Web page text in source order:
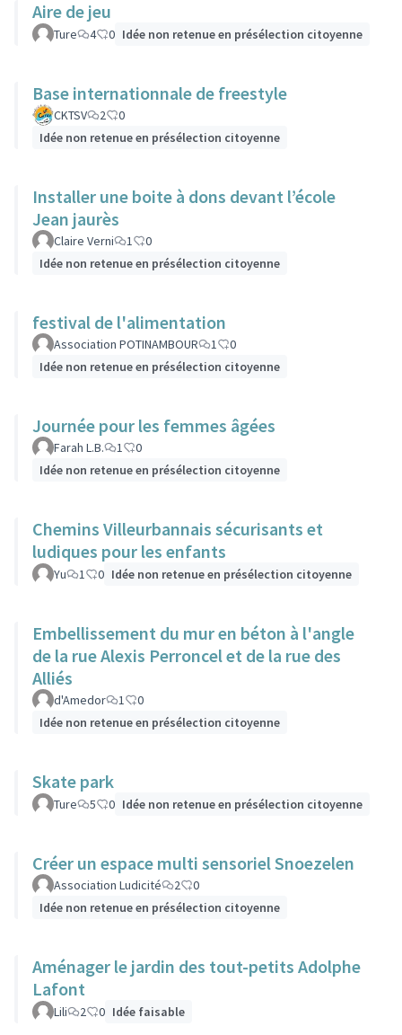
Aire de jeu
Ture 4 0 Idée non retenue en présélection citoyenne
Base internationnale de freestyle
CKTSV 2
0
Idée non retenue en présélection citoyenne
Installer une boite à dons devant l’école
Jean jaurès
Claire Verni 1
0
Idée non retenue en présélection citoyenne
festival de l'alimentation
Association POTINAMBOUR 1
0
Idée non retenue en présélection citoyenne
Journée pour les femmes âgées
Farah L.B. 1
0
Idée non retenue en présélection citoyenne
Chemins Villeurbannais sécurisants et
ludiques pour les enfants
Yu 1 0 Idée non retenue en présélection citoyenne
Embellissement du mur en béton à l'angle
de la rue Alexis Perroncel et de la rue des
Alliés
d'Amedor 1
0
Idée non retenue en présélection citoyenne
Skate park
Ture 5 0 Idée non retenue en présélection citoyenne
Créer un espace multi sensoriel Snoezelen
Association Ludicité 2
0
Idée non retenue en présélection citoyenne
Aménager le jardin des tout-petits Adolphe
Lafont
Lili 2 0 Idée faisable